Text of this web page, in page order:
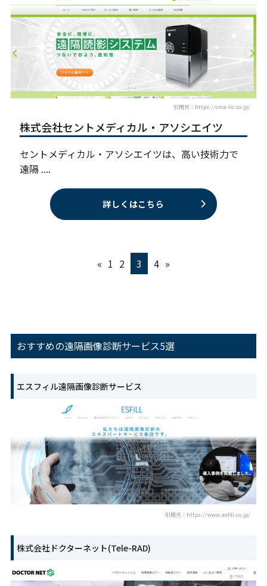
引用元：https://cma-llc.co.jp/
株式会社セントメディカル・アソシエイツ
セントメディカル・アソシエイツは、高い技術力で
遠隔 ....
詳しくはこちら
« 1 2 3 4 »
おすすめの遠隔画像診断サービス5選
エスフィル遠隔画像診断サービス
引用元：https://www.esfill.co.jp/
株式会社ドクターネット(Tele-RAD)